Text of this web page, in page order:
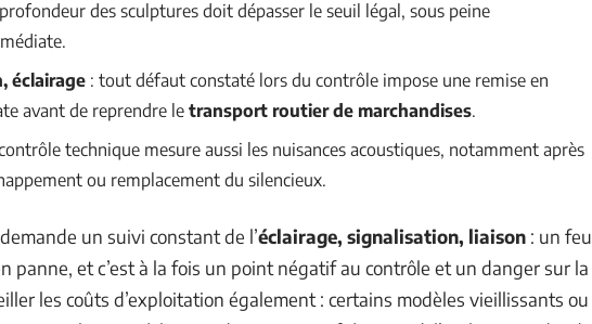
des sculptures doit dépasser le seuil légal, sous peine
éclairage : tout défaut constaté lors du contrôle impose une remise en
avant de reprendre le transport routier de marchandises.
technique mesure aussi les nuisances acoustiques, notamment après
ou remplacement du silencieux.
demande un suivi constant de l’éclairage, signalisation, liaison : un feu
panne, et c’est à la fois un point négatif au contrôle et un danger sur la
les coûts d’exploitation également : certains modèles vieillissants ou